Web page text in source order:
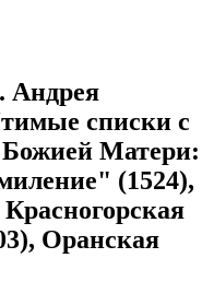
Андрея
списки с
Матери:
(1524),
Оранская